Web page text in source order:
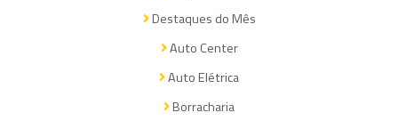
Destaques do Mês
Auto Center
Auto Elétrica
Borracharia